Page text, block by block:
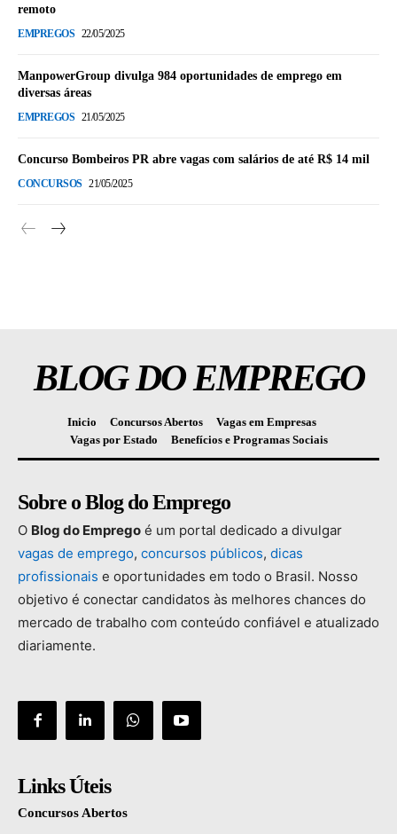
remoto
EMPREGOS 22/05/2025
ManpowerGroup divulga 984 oportunidades de emprego em
diversas áreas
EMPREGOS 21/05/2025
Concurso Bombeiros PR abre vagas com salários de até R$ 14 mil
CONCURSOS 21/05/2025
BLOG DO EMPREGO
Inicio Concursos Abertos
Vagas em Empresas
Vagas por Estado
Benefícios e Programas Sociais
Sobre o Blog do Emprego
O Blog do Emprego é um portal dedicado a divulgar
vagas de emprego, concursos públicos, dicas
profissionais e oportunidades em todo o Brasil. Nosso
objetivo é conectar candidatos às melhores chances do
mercado de trabalho com conteúdo confiável e atualizado
diariamente.
Links Úteis
Concursos Abertos